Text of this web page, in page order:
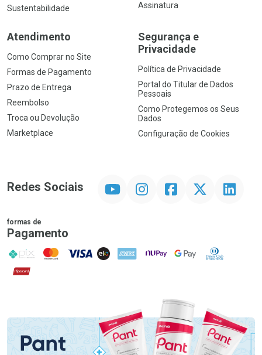
Sustentabilidade
Assinatura
Atendimento
Como Comprar no Site
Formas de Pagamento
Prazo de Entrega
Reembolso
Troca ou Devolução
Marketplace
Segurança e
Privacidade
Política de Privacidade
Portal do Titular de Dados
Pessoais
Como Protegemos os Seus
Dados
Configuração de Cookies
Redes Sociais InstagramFacebookTwitter Linkedin
formas de
Pagamento
PIX MasterCard
VISA ELO AMEX NuPay Google PayDiners Club
Hipercard